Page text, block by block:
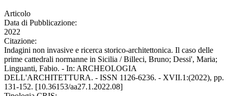
Articolo
Data di Pubblicazione:
2022
Citazione:
Indagini non invasive e ricerca storico-architettonica. Il caso delle
prime cattedrali normanne in Sicilia / Billeci, Bruno; Dessi', Maria;
Linguanti, Fabio. - In: ARCHEOLOGIA
DELL'ARCHITETTURA. - ISSN 1126-6236. - XVII.1:(2022), pp.
131-152. [10.36153/aa27.1.2022.08]